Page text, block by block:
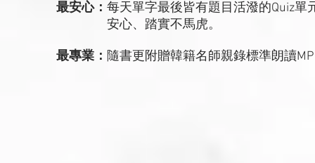
最安心： 每天單字最後皆有題目活潑的Quiz
安心、踏實不馬虎。
最專業： 隨書更附贈韓籍名師親錄標準朗讀